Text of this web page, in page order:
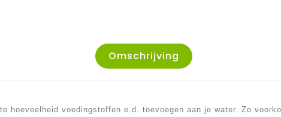
Omschrijving
hoeveelheid voedingstoffen e.d. toevoegen aan je water. Zo